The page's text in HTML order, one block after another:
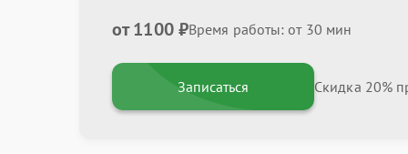
от 1100 ₽Время работы: от 30 мин
Записаться Скидка 20%